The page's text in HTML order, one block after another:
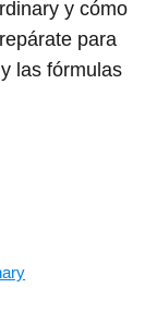
y cómo
para
las fórmulas